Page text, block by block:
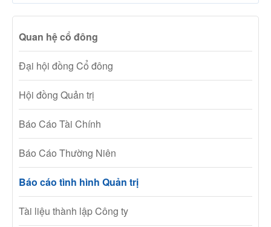
Quan hệ cổ đông
Đại hội đồng Cổ đông
Hội đồng Quản trị
Báo Cáo Tài Chính
Báo Cáo Thường Niên
Báo cáo tình hình Quản trị
Tài liệu thành lập Công ty